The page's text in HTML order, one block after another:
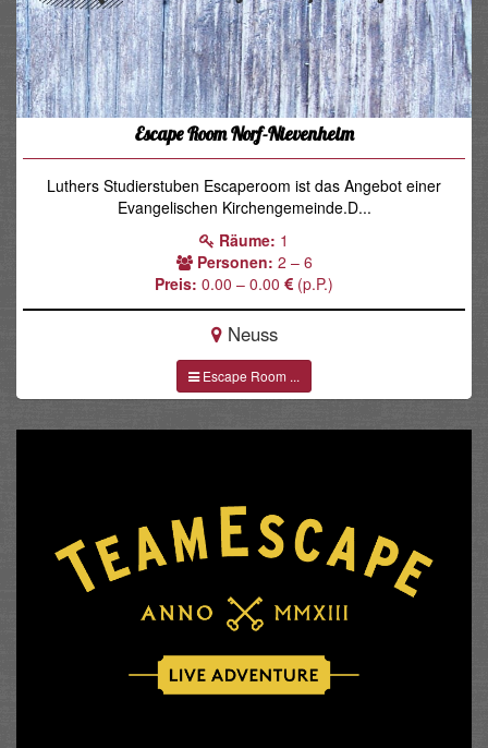
Escape Room Norf-Nievenheim
Luthers Studierstuben Escaperoom ist das Angebot einer
Evangelischen Kirchengemeinde.D...
Räume: 1
Personen: 2 – 6
Preis: 0.00 – 0.00 (p.P.)
Neuss
Escape Room ...